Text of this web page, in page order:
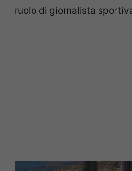
ruolo di giornalista